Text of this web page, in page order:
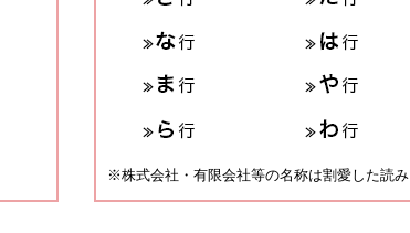
企業情報にフォトスタジオfun様
を追加致しま
企業情報に尾崎建設様
を追加致しました。
企業情報にフローリスト倖晴・フラワースペー
企業情報に株式会社大隅(おおすみ会館新田)様
を追加致しました。
※株式会社・有限会社等の名称は割愛した読み